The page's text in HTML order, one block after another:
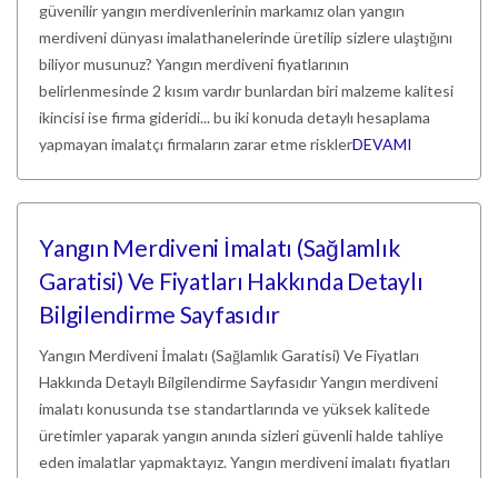
güvenilir yangın merdivenlerinin markamız olan yangın
merdiveni dünyası imalathanelerinde üretilip sizlere ulaştığını
biliyor musunuz? Yangın merdiveni fiyatlarının
belirlenmesinde 2 kısım vardır bunlardan biri malzeme kalitesi
ikincisi ise firma gideridi... bu iki konuda detaylı hesaplama
yapmayan imalatçı firmaların zarar etme risklerDEVAMI
Yangın Merdiveni İmalatı (Sağlamlık
Garatisi) Ve Fiyatları Hakkında Detaylı
Bilgilendirme Sayfasıdır
Yangın Merdiveni İmalatı (Sağlamlık Garatisi) Ve Fiyatları
Hakkında Detaylı Bilgilendirme Sayfasıdır Yangın merdiveni
imalatı konusunda tse standartlarında ve yüksek kalitede
üretimler yaparak yangın anında sizleri güvenli halde tahliye
eden imalatlar yapmaktayız. Yangın merdiveni imalatı fiyatları